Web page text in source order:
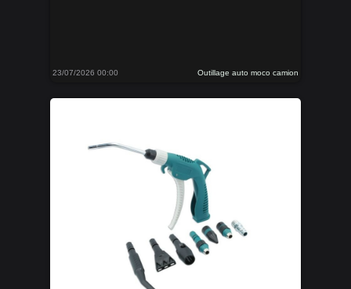
23/07/2026 00:00 Outillage auto moco camion